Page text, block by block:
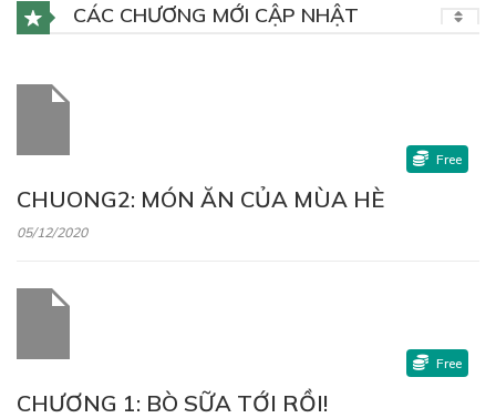
CÁC CHƯƠNG MỚI CẬP NHẬT
CHUONG2: MÓN ĂN CỦA MÙA HÈ
05/12/2020
Free
CHƯƠNG 1: BÒ SỮA TỚI RỒI!
Free